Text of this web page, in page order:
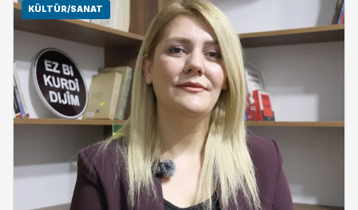
KÜLTÜR/SANAT